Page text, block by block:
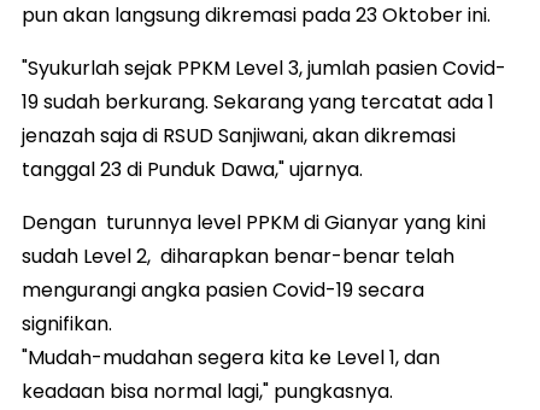
pun akan langsung dikremasi pada 23 Oktober ini.
"Syukurlah sejak PPKM Level 3, jumlah pasien Covid-
19 sudah berkurang. Sekarang yang tercatat ada 1
jenazah saja di RSUD Sanjiwani, akan dikremasi
tanggal 23 di Punduk Dawa," ujarnya.
Dengan turunnya level PPKM di Gianyar yang kini
sudah Level 2, diharapkan benar-benar telah
mengurangi angka pasien Covid-19 secara
signifikan.
"Mudah-mudahan segera kita ke Level 1, dan
keadaan bisa normal lagi," pungkasnya.